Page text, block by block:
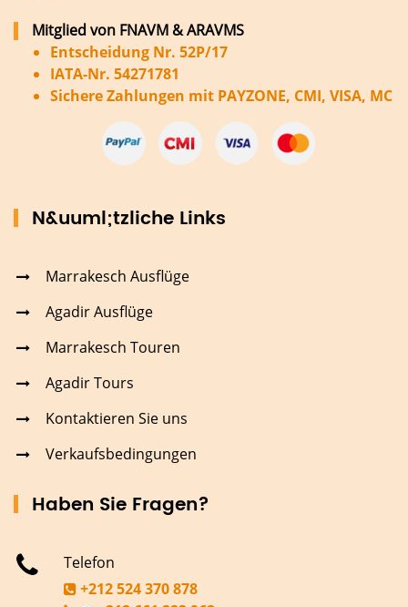
Mitglied von FNAVM & ARAVMS
Entscheidung Nr. 52P/17
IATA-Nr. 54271781
Sichere Zahlungen mit PAYZONE, CMI, VISA, MC
N&uuml;tzliche Links
Marrakesch Ausflüge
Agadir Ausflüge
Marrakesch Touren
Agadir Tours
Kontaktieren Sie uns
Verkaufsbedingungen
Haben Sie Fragen?
Telefon
+212 524 370 878